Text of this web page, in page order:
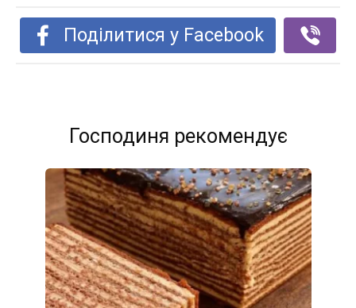
Поділитися у Facebook
Господиня рекомендує